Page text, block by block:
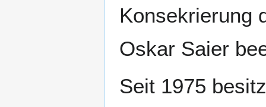
Konsekrierung
Oskar Saier
Seit 1975